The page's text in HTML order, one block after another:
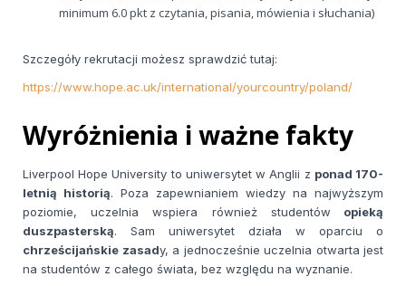
minimum 6.0 pkt z czytania, pisania, mówienia i słuchania)
Szczegóły rekrutacji możesz sprawdzić tutaj:
https://www.hope.ac.uk/international/yourcountry/poland/
Wyróżnienia i ważne fakty
Liverpool Hope University to uniwersytet w Anglii z ponad 170-
letnią historią. Poza zapewnianiem wiedzy na najwyższym
poziomie, uczelnia wspiera również studentów opieką
duszpasterską. Sam uniwersytet działa w oparciu o
chrześcijańskie zasady, a jednocześnie uczelnia otwarta jest
na studentów z całego świata, bez względu na wyznanie.